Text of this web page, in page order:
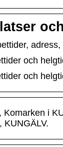
adress,
och
och
i
KUNGÄLV.